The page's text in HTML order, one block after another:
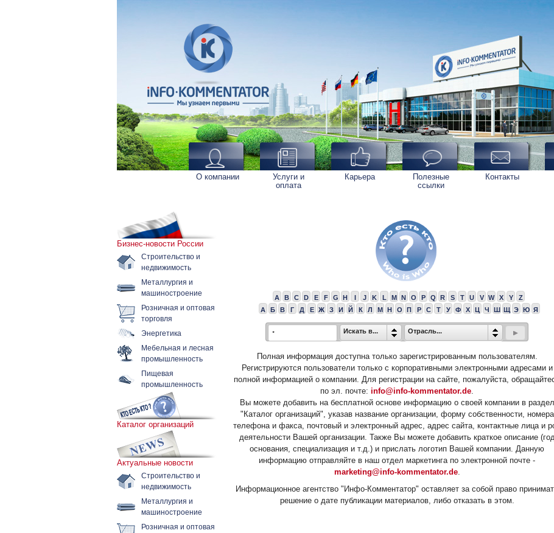
О компании
Услуги и
оплата
Карьера
Полезные
ссылки
Контакты
Бизнес-новости России
Строительство и
недвижимость
Металлургия и
машиностроение
Розничная и оптовая
торговля
Энергетика
Мебельная и лесная
промышленность
Пищевая
промышленность
Каталог организаций
Актуальные новости
Строительство и
недвижимость
Металлургия и
машиностроение
Розничная и оптовая
A B C D E F G H I J K L M N O P Q R S T U V W X Y
Z
А
Б В Г Д Е Ж З И Й К Л М Н О П Р С Т У Ф Х Ц Ч Ш Щ Э Ю Я
Искать в... Отрасль...
Полная информация доступна только зарегистрированным пользователям.
Регистрируются пользователи только с корпоративными электронными адресами и
полной информацией о компании. Для регистрации на сайте, пожалуйста,
по эл. почте: info@info-kommentator.de.
Вы можете добавить на бесплатной основе информацию о своей компании в раздел
"Каталог организаций", указав название организации, форму собственности, номера
телефона и факса, почтовый и электронный адрес, адрес сайта, контактные лица и
деятельности Вашей организации. Также Вы можете добавить краткое описание
основания, специализация и т.д.) и прислать логотип Вашей компании. Данную
информацию отправляйте в наш отдел маркетинга по электронной почте -
marketing@info-kommentator.de.
Информационное агентство "Инфо-Комментатор" оставляет за собой право
решение о дате публикации материалов, либо отказать в этом.